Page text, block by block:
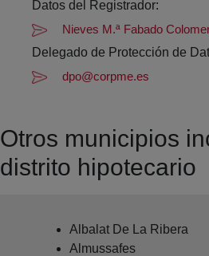
Datos del Registrador:
Nieves M.ª Fabado
Delegado de Protección de
dpo@corpme.es
Otros municipios
distrito hipotecario
Albalat De La Ribera
Almussafes